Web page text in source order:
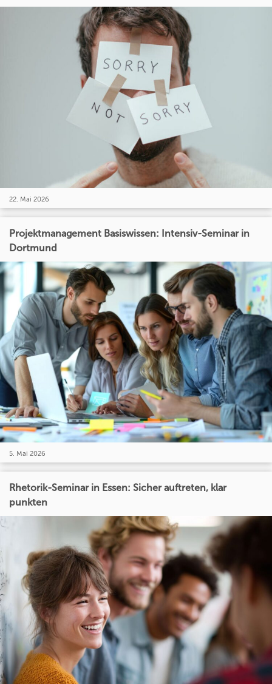
22. Mai 2026
Projektmanagement Basiswissen: Intensiv-Seminar in
Dortmund
5. Mai 2026
Rhetorik-Seminar in Essen: Sicher auftreten, klar
punkten